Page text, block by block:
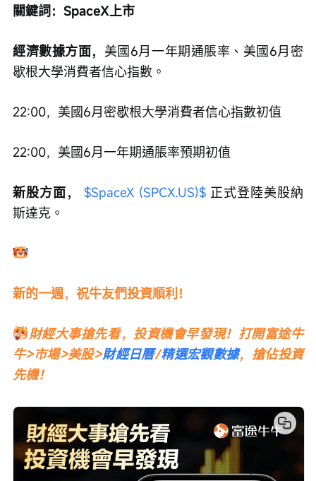
關鍵詞：SpaceX上市
經濟數據方面， 美國6月一年期通脹率、美國6月密
歇根大學消費者信心指數。
22:00，美國6月密歇根大學消費者信心指數初值
22:00，美國6月一年期通脹率預期初值
新股方面， $SpaceX (SPCX.US)$ 正式登陸美股納
斯達克。
新的一週，祝牛友們投資順利！
財經大事搶先看，投資機會早發現！打開富途牛
牛>市場>美股>財經日曆/精選宏觀數據，搶佔投資
先機！